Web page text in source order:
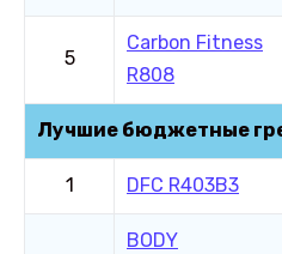
5
Carbon Fitness
R808
Лучшие бюджетные
1 DFC R403B3
BODY